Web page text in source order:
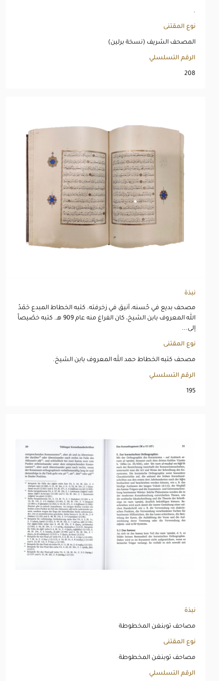
.
نوع المقتنى
المصحف الشريف (نسخة برلين)
الرقم التسلسلي
208
نبذة
مصحف بديع في حُسنه، أنيق في زخرفته. كتبه الخطاط المبدع حَمْدُ
الله المعروف بابن الشيخ، كان الفراغ منه عام 909 هـ. كتبه خصّيصاً
إلى...
نوع المقتنى
مصحف كتبه الخطاط حمد الله المعروف بابن الشيخ.
الرقم التسلسلي
195
نبذة
مصاحف توبنغن المخطوطة
نوع المقتنى
مصاحف توبنغن المخطوطة
الرقم التسلسلي